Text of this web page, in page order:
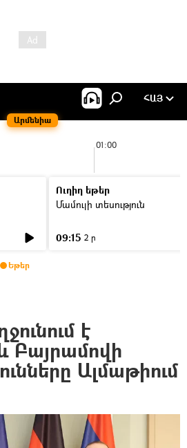
Արմենիա
ՀԱՅ
01:00
Ուղիղ եթեր
Մամուլի տեսություն
09:15 2 ր
Եթեր
է
Բայրամովի
Ալմաթիում